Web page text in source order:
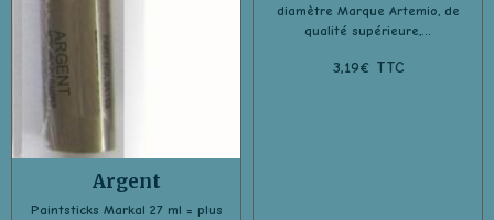
Argent
Paintsticks Markal 27 ml = plus
diamètre Marque Artemio, de
qualité supérieure,...
3,19€ TTC